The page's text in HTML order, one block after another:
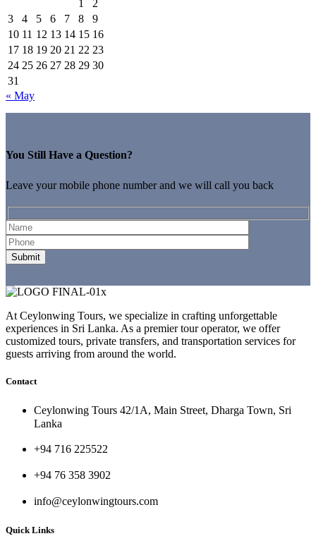
1
2
3
4 5 6 7 8
9
10 11 12 13 14 15 16
17 18 19 20 21 22 23
24 25 26 27 28 29 30
31
« May
You Still Have a Question?
Leave your mobile phone number and we will call you back
At Ceylonwing Tours, we specialize in crafting unforgettable
experiences in Sri Lanka. As a premier tour operator, we offer
customized tours, private transfers, and transportation services for
guests arriving from around the world.
Contact
Ceylonwing Tours 42/1A, Main Street, Dharga Town, Sri
Lanka
+94 716 225522
+94 76 358 3902
info@ceylonwingtours.com
Quick Links